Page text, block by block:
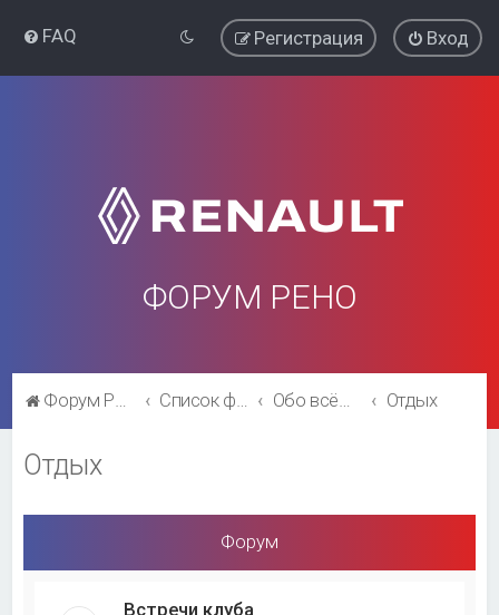
FAQ Вход
Регистрация
ФОРУМ РЕНО
Форум Рено Список форумов Обо всём остальном Отдых
Отдых
Форум
Встречи клуба